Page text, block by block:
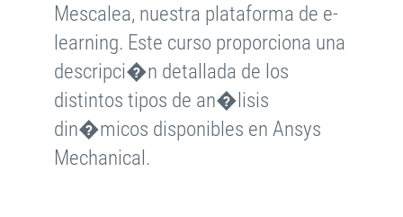
Mescalea, nuestra plataforma de e-
learning. Este curso proporciona una
descripci�n detallada de los
distintos tipos de an�lisis
din�micos disponibles en Ansys
Mechanical.